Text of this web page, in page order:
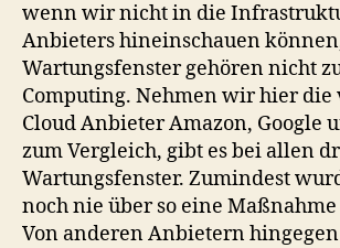
wenn wir nicht in die
Anbieters hineinschauen
Wartungsfenster gehören nicht
Computing. Nehmen wir hier
Cloud Anbieter Amazon, Google
zum Vergleich, gibt es bei allen
Wartungsfenster. Zumindest
noch nie über so eine
Von anderen Anbietern